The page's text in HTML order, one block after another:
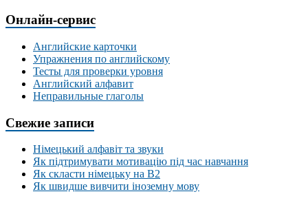
Онлайн-сервис
Английские карточки
Упражнения по английскому
Тесты для проверки уровня
Английский алфавит
Неправильные глаголы
Свежие записи
Німецький алфавіт та звуки
Як підтримувати мотивацію під час навчання
Як скласти німецьку на В2
Як швидше вивчити іноземну мову